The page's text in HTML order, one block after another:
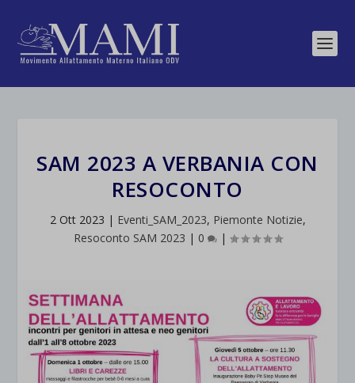
SAM 2023 A VERBANIA CON
RESOCONTO
2 Ott 2023 | Eventi_SAM_2023, Piemonte Notizie,
Resoconto SAM 2023 | 0 |